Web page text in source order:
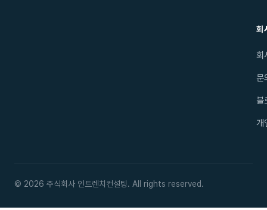
회
회
문
블
개
© 2026 주식회사 인트렌치컨설팅. All rights reserved.